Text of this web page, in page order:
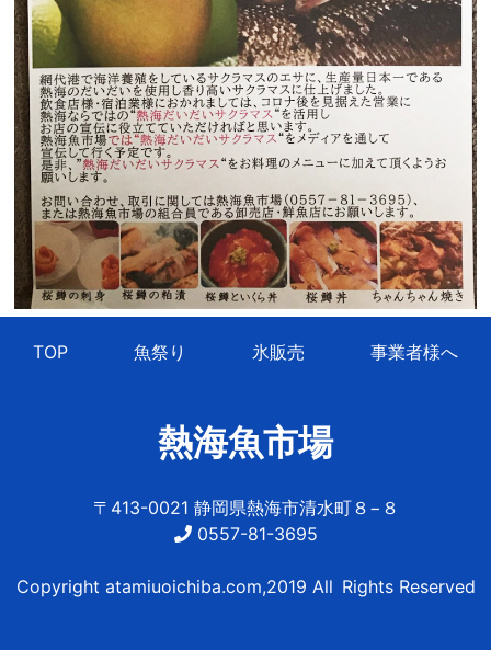
TOP 魚祭り 氷販売 事業者様へ
熱海魚市場
〒413-0021 静岡県熱海市清水町８−８
0557-81-3695
Copyright atamiuoichiba.com,2019 All Rights Reserved